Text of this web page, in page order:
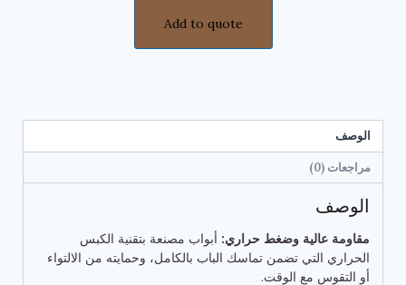
Add to quote
الوصف
مراجعات (0)
الوصف
مقاومة عالية وضغط حراري: أبواب مصنعة بتقنية الكبس
الحراري التي تضمن تماسك الباب بالكامل، وحمايته من الالتواء
أو التقوس مع الوقت.